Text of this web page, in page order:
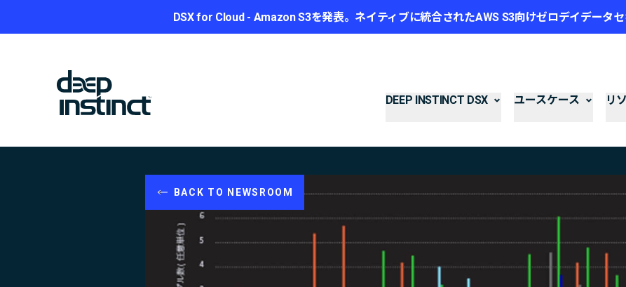
DSX for Cloud - Amazon S3を発表。ネイティブに統合されたAWS S3向けゼロデイデータセ
DEEP INSTINCT DSX ユースケース リ
BACK TO NEWSROOM